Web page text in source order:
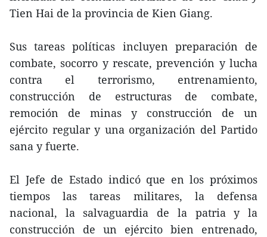
Tien Hai de la provincia de Kien Giang.
Sus tareas políticas incluyen preparación de
combate, socorro y rescate, prevención y lucha
contra el terrorismo, entrenamiento,
construcción de estructuras de combate,
remoción de minas y construcción de un
ejército regular y una organización del Partido
sana y fuerte.
El Jefe de Estado indicó que en los próximos
tiempos las tareas militares, la defensa
nacional, la salvaguardia de la patria y la
construcción de un ejército bien entrenado,